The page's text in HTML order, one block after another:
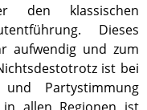
den klassischen
Dieses
aufwendig und zum
ist bei
Partystimmung
allen Regionen ist